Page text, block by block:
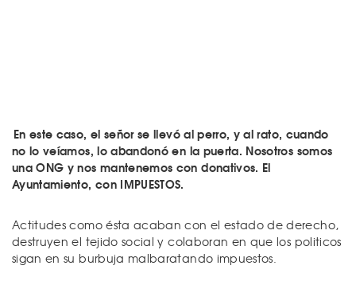
En este caso, el señor se llevó al perro, y al rato, cuando
no lo veíamos, lo abandonó en la puerta. Nosotros somos
una ONG y nos mantenemos con donativos. El
Ayuntamiento, con IMPUESTOS.
Actitudes como ésta acaban con el estado de derecho,
destruyen el tejido social y colaboran en que los politicos
sigan en su burbuja malbaratando impuestos.